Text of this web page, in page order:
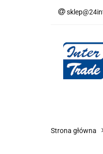
AUDYT
Strona główna